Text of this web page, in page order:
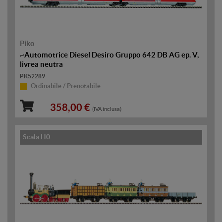
Piko
~Automotrice Diesel Desiro Gruppo 642 DB AG ep. V,
livrea neutra
PK52289
Ordinabile / Prenotabile
358,00 € (IVA inclusa)
Scala H0